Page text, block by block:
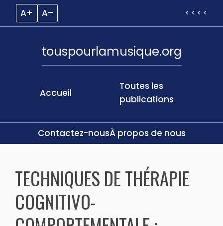
A+ A– < < < <
Accueil
touspourlamusique.org
Toutes les
publications
Contactez-nousÀ propos de nous
content
TECHNIQUES DE THÉRAPIE
COGNITIVO-